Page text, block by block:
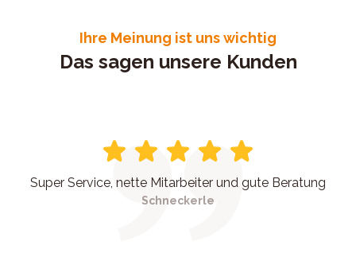
Ihre Meinung ist uns wichtig
Das sagen unsere Kunden
Super Service, nette Mitarbeiter und gute Beratung
Schneckerle